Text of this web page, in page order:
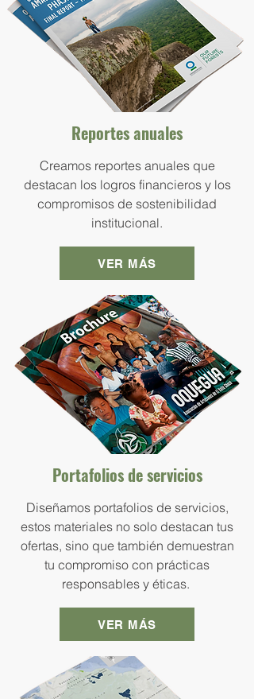
Reportes anuales
Creamos reportes anuales que
destacan los logros financieros y los
compromisos de sostenibilidad
institucional.
VER MÁS
Portafolios de servicios
Diseñamos portafolios de servicios,
estos materiales no solo destacan tus
ofertas, sino que también demuestran
tu compromiso con prácticas
responsables y éticas.
VER MÁS